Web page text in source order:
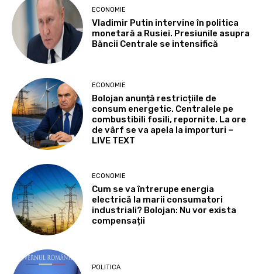
ECONOMIE
Vladimir Putin intervine în politica
monetară a Rusiei. Presiunile asupra
Băncii Centrale se intensifică
ECONOMIE
Bolojan anunță restricțiile de
consum energetic. Centralele pe
combustibili fosili, repornite. La ore
de vârf se va apela la importuri –
LIVE TEXT
ECONOMIE
Cum se va întrerupe energia
electrică la marii consumatori
industriali? Bolojan: Nu vor exista
compensații
POLITICA